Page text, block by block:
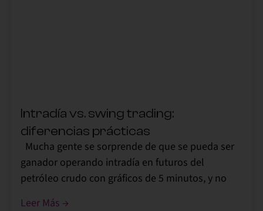
Intradía vs. swing trading:
diferencias prácticas
Mucha gente se sorprende de que se pueda ser
ganador operando intradía en futuros del
petróleo crudo con gráficos de 5 minutos, y no
Leer Más →